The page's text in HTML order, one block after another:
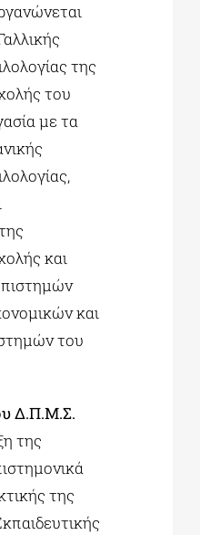
της
του
με τα
και
και
του
Δ.Π.Μ.Σ.
της
της